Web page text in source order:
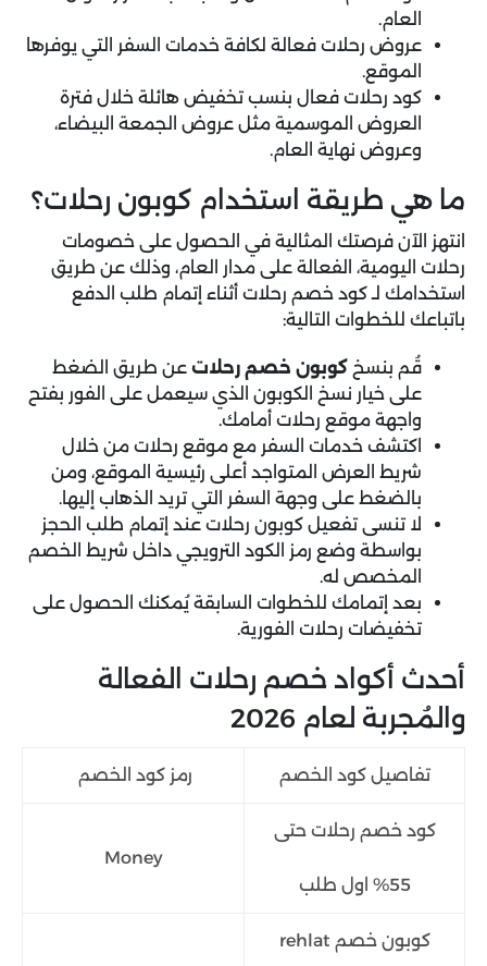
العام.
عروض رحلات فعالة لكافة خدمات السفر التي يوفرها
الموقع.
كود رحلات فعال بنسب تخفيض هائلة خلال فترة
العروض الموسمية مثل عروض الجمعة البيضاء،
وعروض نهاية العام.
ما هي طريقة استخدام كوبون رحلات؟
انتهز الآن فرصتك المثالية في الحصول على خصومات
رحلات اليومية، الفعالة على مدار العام، وذلك عن طريق
استخدامك لـ كود خصم رحلات أثناء إتمام طلب الدفع
باتباعك للخطوات التالية:
قُم بنسخ كوبون خصم رحلات عن طريق الضغط
على خيار نسخ الكوبون الذي سيعمل على الفور بفتح
واجهة موقع رحلات أمامك.
اكتشف خدمات السفر مع موقع رحلات من خلال
شريط العرض المتواجد أعلى رئيسية الموقع، ومن
بالضغط على وجهة السفر التي تريد الذهاب إليها.
لا تنسى تفعيل كوبون رحلات عند إتمام طلب الحجز
بواسطة وضع رمز الكود الترويجي داخل شريط الخصم
المخصص له.
بعد إتمامك للخطوات السابقة يُمكنك الحصول على
تخفيضات رحلات الفورية.
أحدث أكواد خصم رحلات الفعالة
والمُجربة لعام 2026
تفاصيل كود الخصم رمز كود الخصم
كود خصم رحلات حتى
55% اول طلب
Money
كوبون خصم rehlat